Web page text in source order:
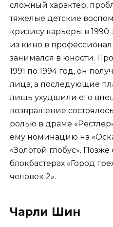
сложный характер,
тяжелые детские
кризису карьеры в
из кино в
занимался в юности.
1991 по 1994 год, он
лица, а последующие
лишь ухудшили его
возвращение
ролью в драме
ему номинацию на
«Золотой глобус».
блокбастерах «Город
человек 2».
Чарли Шин